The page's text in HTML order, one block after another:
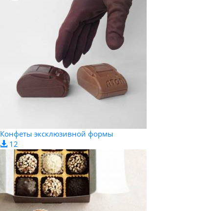
Конфеты эксклюзивной формы
12